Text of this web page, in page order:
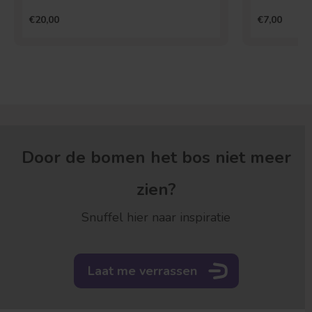
€20,00 €7,00
Door de bomen het bos niet meer
zien?
Snuffel hier naar inspiratie
Laat me verrassen